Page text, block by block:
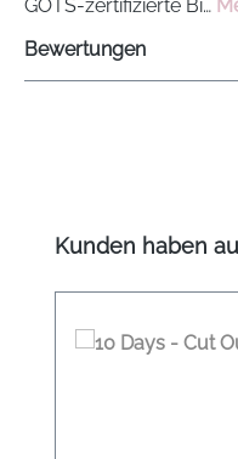
GOTS-zertifizierte Bi…
Bewertungen
Produktgalerie
Kunden haben